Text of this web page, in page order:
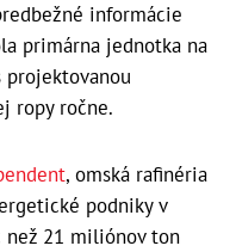
informácie
primárna jednotka na
projektovanou
ropy ročne.
, omská rafinéria
podniky v
než 21 miliónov ton